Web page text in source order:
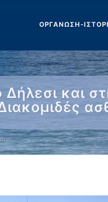
ΟΡΓΑΝΩΣΗ-
και
…